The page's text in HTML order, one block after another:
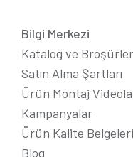
Bilgi Merkezi
Katalog ve Broşürler
Satın Alma Şartları
Ürün Montaj
Kampanyalar
Ürün Kalite Belgeleri
Blog